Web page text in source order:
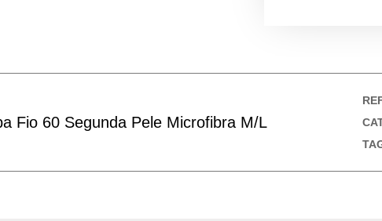
Fio 60 Segunda Pele Microfibra M/L